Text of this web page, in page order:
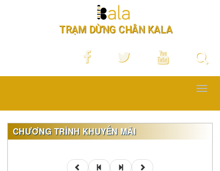
TRẠM DỪNG CHÂN KALA
CHƯƠNG TRÌNH KHUYẾN MÃI